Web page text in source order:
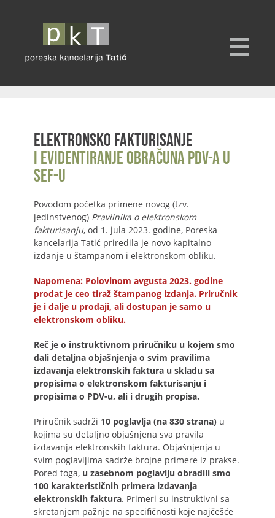
Elektronsko fakturisanje
i evidentiranje obračuna PDV-a u
SEF-u
Povodom početka primene novog (tzv.
jedinstvenog) Pravilnika o elektronskom
fakturisanju, od 1. jula 2023. godine, Poreska
kancelarija Tatić priredila je novo kapitalno
izdanje u štampanom i elektronskom obliku.
Napomena: Polovinom avgusta 2023. godine
prodat je ceo tiraž štampanog izdanja. Priručnik
je i dalje u prodaji, ali dostupan je samo u
elektronskom obliku.
Reč je o instruktivnom priručniku u kojem smo
dali detaljna objašnjenja o svim pravilima
izdavanja elektronskih faktura u skladu sa
propisima o elektronskom fakturisanju i
propisima o PDV-u, ali i drugih propisa.
Priručnik sadrži 10 poglavlja (na 830 strana) u
kojima su detaljno objašnjena sva pravila
izdavanja elektronskih faktura. Objašnjenja u
svim poglavljima sadrže brojne primere iz prakse.
Pored toga, u zasebnom poglavlju obradili smo
100 karakterističnih primera izdavanja
elektronskih faktura. Primeri su instruktivni sa
skretanjem pažnje na specifičnosti koje najčešće